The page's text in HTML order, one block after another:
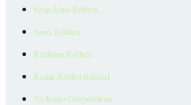
Satın Alma Rehberi
Satıcı Rehberi
Kiralama Rehberi
Konut Kredisi Rehberi
Ne Kadar Ödeyebilirim